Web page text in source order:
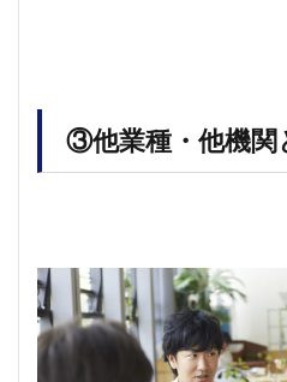
③他業種・他機関